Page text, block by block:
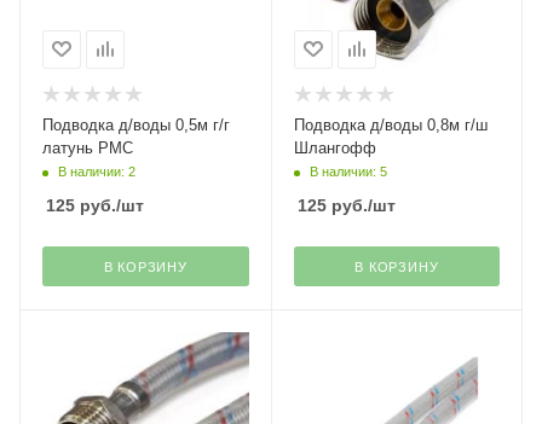
Подводка д/воды 0,5м г/г
латунь РМС
В наличии: 2
125 руб./шт
В КОРЗИНУ
Подводка д/воды 0,8м г/ш
Шлангофф
В наличии: 5
125руб./шт
В КОРЗИНУ